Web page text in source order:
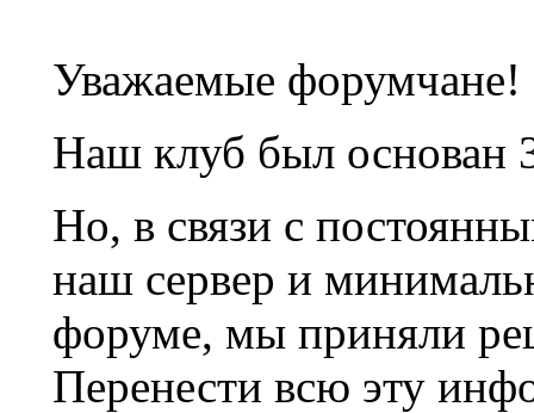
Уважаемые форумчане!
Наш клуб был основан
Но, в связи с
наш сервер и
форуме, мы приняли
Перенести всю эту